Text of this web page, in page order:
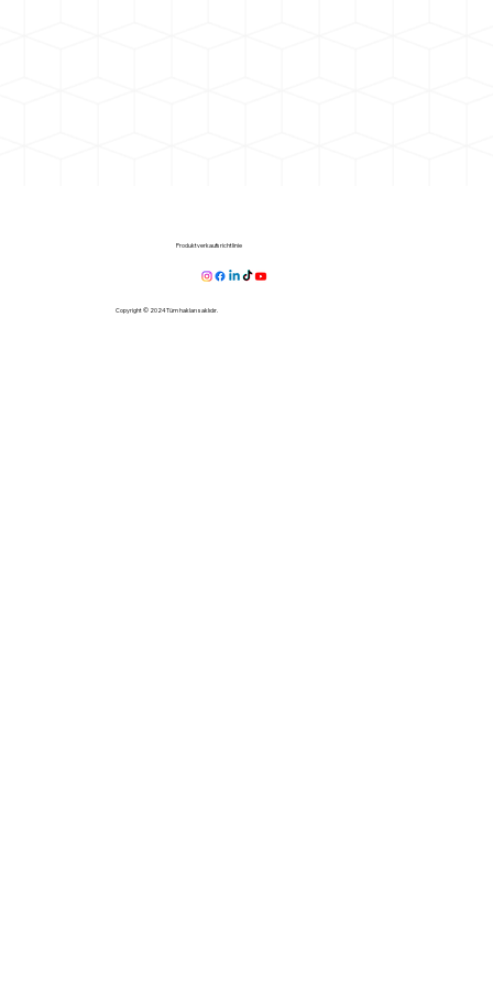
Produktverkaufsrichtlinie
Copyright © 2024 Tüm hakları saklıdır.